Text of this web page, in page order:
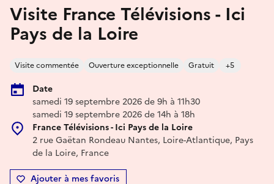
Visite France Télévisions - Ici
Pays de la Loire
Visite commentée Ouverture exceptionnelle Gratuit +5
Date
samedi 19 septembre 2026 de 9h à 11h30
samedi 19 septembre 2026 de 14h à 18h
France Télévisions - Ici Pays de la Loire
2 rue Gaëtan Rondeau Nantes, Loire-Atlantique, Pays
de la Loire, France
Ajouter à mes favoris